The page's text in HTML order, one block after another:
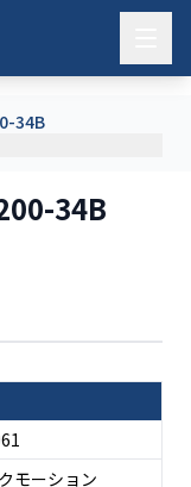
34B
34B
モーション